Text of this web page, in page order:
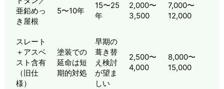
亜鉛めっ
き屋根
5〜10年
15〜25
年
2,000〜
3,500
7,000〜
12,000
スレート
＋アスベ
スト含有
（旧仕
様）
塗装での
延命は短
期的対処
早期の
葺き替
え検討
が望ま
しい
2,500〜
4,000
8,000〜
15,000